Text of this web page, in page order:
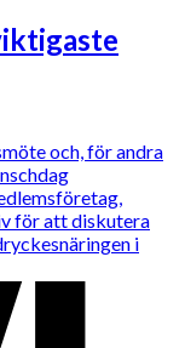
och, för andra
för att diskutera
i